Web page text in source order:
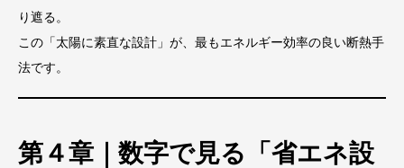
り遮る。
この「太陽に素直な設計」が、最もエネルギー効率の良い断熱手
法です。
第４章｜数字で見る「省エネ設